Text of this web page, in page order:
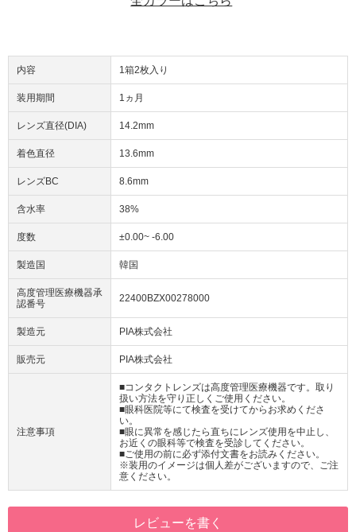
内容 1箱2枚入り
装用期間 1ヵ月
レンズ直径(DIA) 14.2mm
着色直径 13.6mm
レンズBC 8.6mm
含水率 38%
度数 ±0.00~ -6.00
製造国 韓国
高度管理医療機器承
認番号
22400BZX00278000
製造元 PIA株式会社
販売元 PIA株式会社
注意事項
■コンタクトレンズは高度管理医療機器です。取り
扱い方法を守り正しくご使用ください。
■眼科医院等にて検査を受けてからお求めくださ
い。
■眼に異常を感じたら直ちにレンズ使用を中止し、
お近くの眼科等で検査を受診してください。
■ご使用の前に必ず添付文書をお読みください。
※装用のイメージは個人差がございますので、ご注
意ください。
レビューを書く